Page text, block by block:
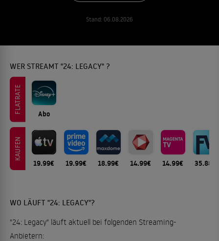
Stand: 06.08.2026
WER STREAMT "24: LEGACY" ?
FLATRATE Abo
KAUFEN
19.99€ 19.99€ 18.99€ 14.99€ 14.99€ 35.88€
WO LÄUFT "24: LEGACY"?
"24: Legacy" läuft aktuell bei folgenden Streaming-
Anbietern: